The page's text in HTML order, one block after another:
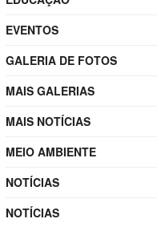
EVENTOS
GALERIA DE FOTOS
MAIS GALERIAS
MAIS NOTÍCIAS
MEIO AMBIENTE
NOTÍCIAS
NOTÍCIAS